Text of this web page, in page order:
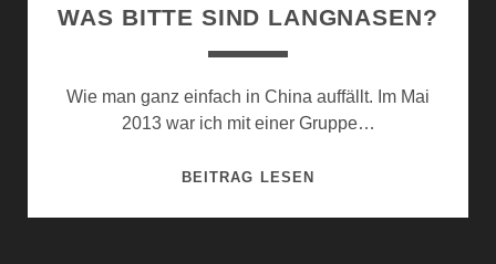
WAS BITTE SIND LANGNASEN?
Wie man ganz einfach in China auffällt. Im Mai
2013 war ich mit einer Gruppe…
BEITRAG LESENWAS